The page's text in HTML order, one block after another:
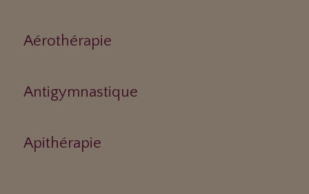
Aérothérapie
Antigymnastique
Apithérapie